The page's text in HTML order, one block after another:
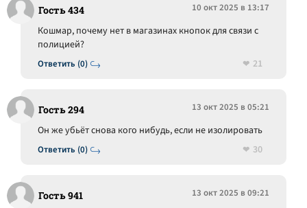
Гость 434 10 окт 2025 в 13:17
Ответить (0)
Кошмар, почему нет в магазинах кнопок для связи с
полицией?
21
Гость 294 13 окт 2025 в 05:21
Ответить (0)
Он же убьёт снова кого нибудь, если не изолировать
30
Гость 941 13 окт 2025 в 09:21